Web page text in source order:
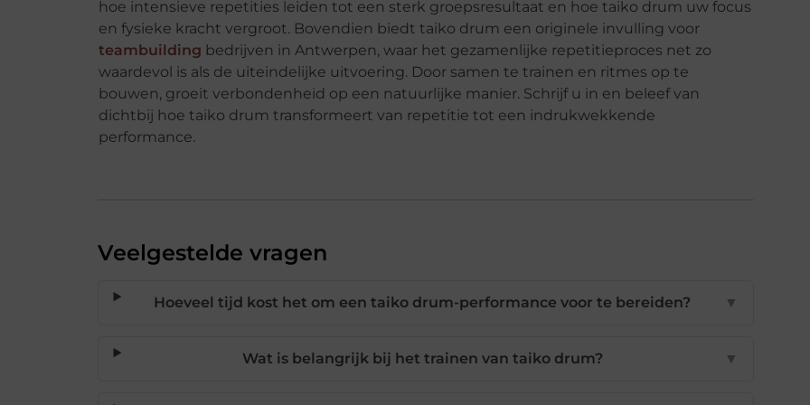
hoe intensieve repetities leiden tot een sterk groepsresultaat en hoe taiko drum uw focus
en fysieke kracht vergroot. Bovendien biedt taiko drum een originele invulling voor
teambuilding bedrijven in Antwerpen, waar het gezamenlijke repetitieproces net zo
waardevol is als de uiteindelijke uitvoering. Door samen te trainen en ritmes op te
bouwen, groeit verbondenheid op een natuurlijke manier. Schrijf u in en beleef van
dichtbij hoe taiko drum transformeert van repetitie tot een indrukwekkende
performance.
Veelgestelde vragen
Hoeveel tijd kost het om een taiko drum-performance voor te bereiden? ▼
Wat is belangrijk bij het trainen van taiko drum? ▼